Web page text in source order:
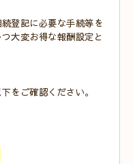
登記に必要な手続等を
大変お得な報酬設定と
をご確認ください。